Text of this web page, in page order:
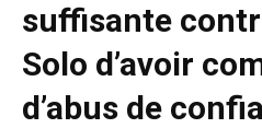
suffisante
Solo d’avoir
d’abus de